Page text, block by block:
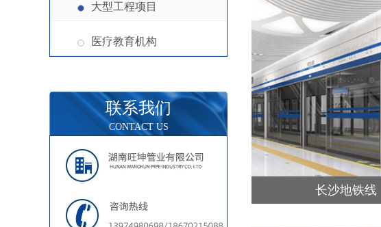
大型工程项目
医疗教育机构
联系我们
CONTACT US
长沙地铁线